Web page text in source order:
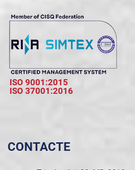
ISO 9001:2015
ISO 37001:2016
CONTACTE